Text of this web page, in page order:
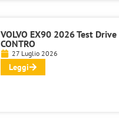
VOLVO EX90 2026 Test Drive
CONTRO
27 Luglio 2026
Leggi